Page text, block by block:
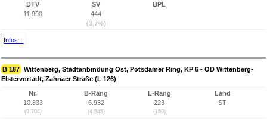
DTV
11.990
SV
444
(3,7%)
BPL
Infos...
B 187 Wittenberg, Stadtanbindung Ost, Potsdamer Ring, KP 6 - OD Wittenberg-
Elstervortadt, Zahnaer Straße (L 126)
Nr.
10.833
(9.704)
B-Rang
6.932
(4.545)
L-Rang
223
(159)
Land
ST